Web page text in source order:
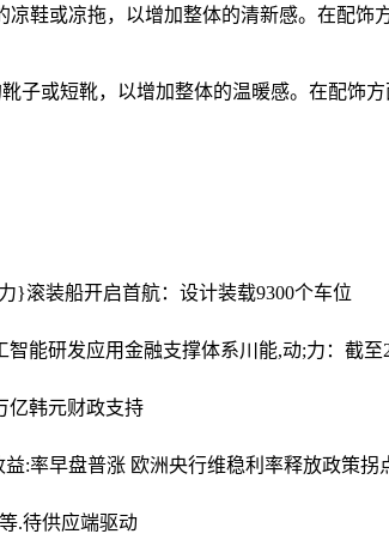
鞋或凉拖，以增加整体的清新感。在配
子或短靴，以增加整体的温暖感。在配饰
}滚装船开启首航：设计装载9300个车位
智能研发应用金融支撑体系川能,动;力：截至
亿韩元财政支持
益:率早盘普涨 欧洲央行维稳利率释放政策拐
.待供应端驱动